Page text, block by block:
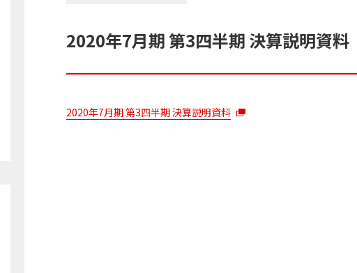
2020年7月期 第3四半期 決算説明資料
2020年7月期 第3四半期 決算説明資料